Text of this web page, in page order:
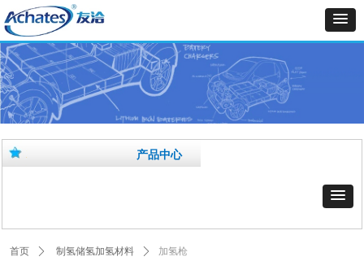
产品中心
首页 ꄲ 制氢储氢加氢材料 ꄲ 加氢枪